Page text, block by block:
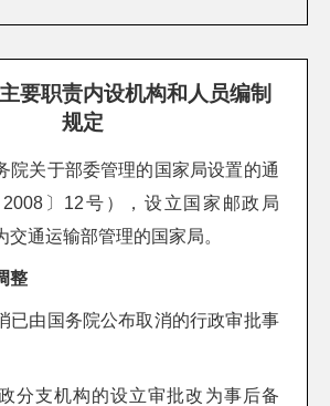
要职责内设机构和人员编制
规定
院关于部委管理的国家局设置的通
〕12号），设立国家邮政局
交通运输部管理的国家局。
整
已由国务院公布取消的行政审批事
分支机构的设立审批改为事后备